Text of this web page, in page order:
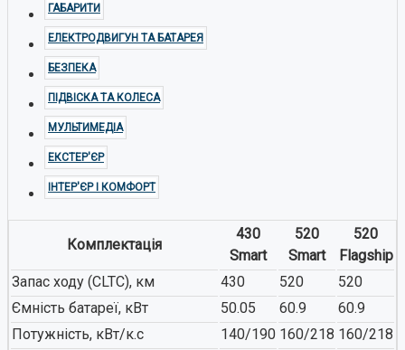
ГАБАРИТИ
ЕЛЕКТРОДВИГУН ТА БАТАРЕЯ
БЕЗПЕКА
ПІДВІСКА ТА КОЛЕСА
МУЛЬТИМЕДІА
ЕКСТЕР'ЄР
ІНТЕР'ЄР І КОМФОРТ
Комплектація
430
Smart
520
Smart
520
Flagship
Запас ходу (CLTC), км
430 520
520
Ємність батареї, кВт
50.05 60.9
60.9
Потужність, кВт/к.с
140/190 160/218 160/218